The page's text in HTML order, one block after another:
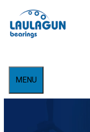
au
contenu
MENU